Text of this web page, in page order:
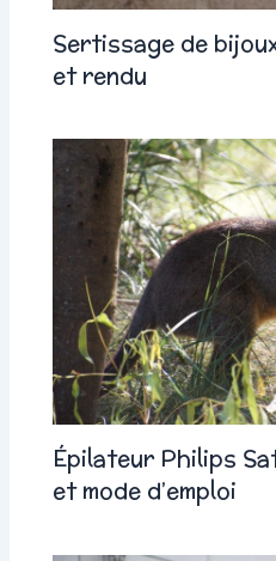
Sertissage de
et rendu
Épilateur Philips
et mode d’emploi